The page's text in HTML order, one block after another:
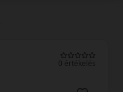
0 értékelés